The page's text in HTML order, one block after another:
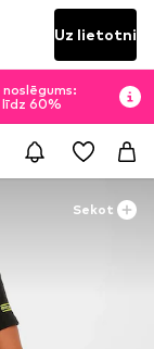
Uz lietotni
līdz 60%
Sekot